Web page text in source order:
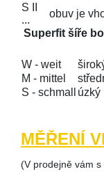
S II
...
obuv je
Superfit šíře
W - weit
M - mittel
S - schmall
úzký
MĚŘENÍ
(V prodejně vám